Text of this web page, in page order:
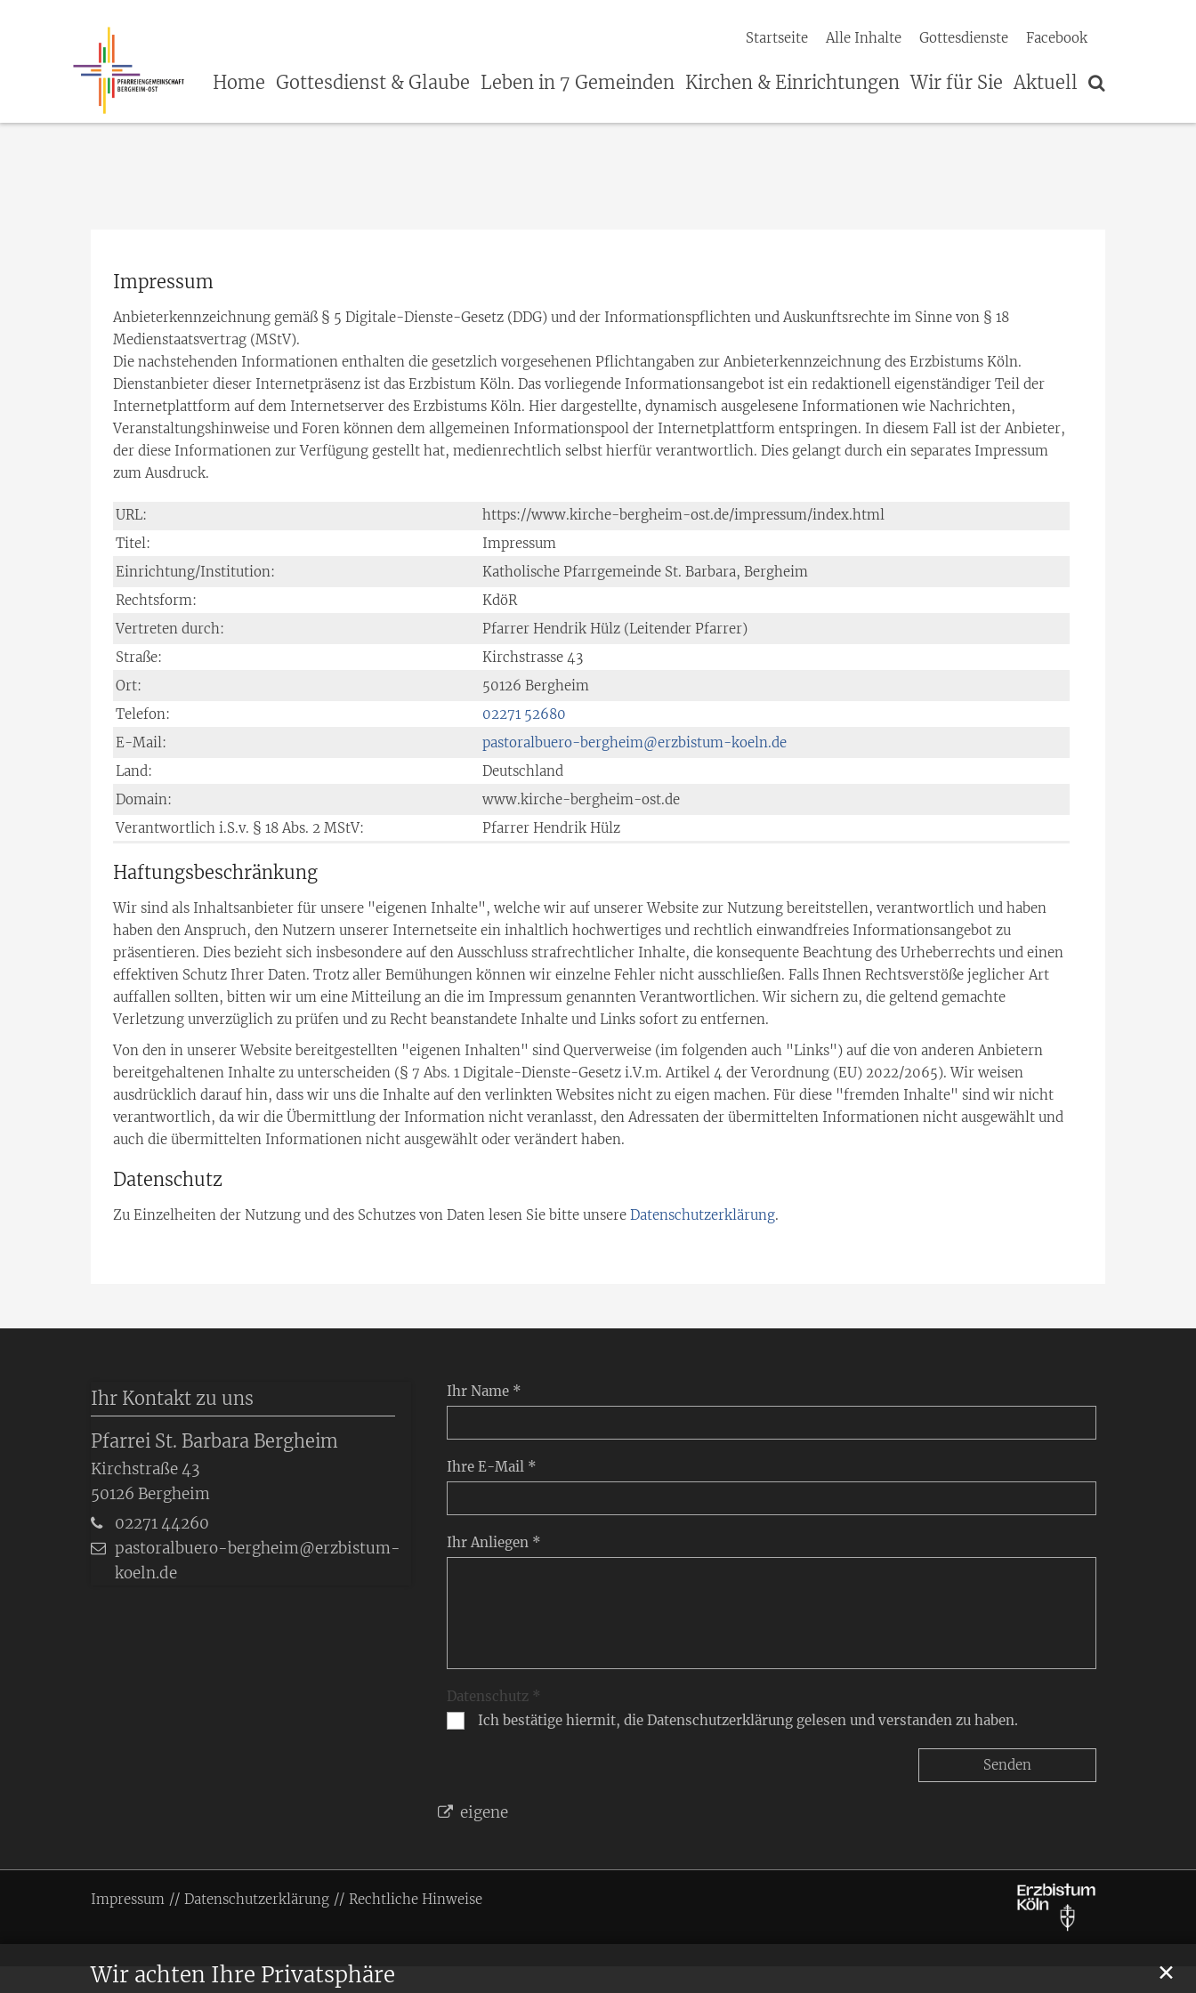
Wir achten Ihre Privatsphäre ✕
Startseite Alle Inhalte Gottesdienste Facebook
Home Gottesdienst & Glaube Leben in 7 Gemeinden Kirchen & Einrichtungen Wir für Sie Aktuell
Impressum
Anbieterkennzeichnung gemäß § 5 Digitale-Dienste-Gesetz (DDG) und der Informationspflichten und Auskunftsrechte im Sinne von § 18
Medienstaatsvertrag (MStV).
Die nachstehenden Informationen enthalten die gesetzlich vorgesehenen Pflichtangaben zur Anbieterkennzeichnung des Erzbistums Köln.
Dienstanbieter dieser Internetpräsenz ist das Erzbistum Köln. Das vorliegende Informationsangebot ist ein redaktionell eigenständiger Teil der
Internetplattform auf dem Internetserver des Erzbistums Köln. Hier dargestellte, dynamisch ausgelesene Informationen wie Nachrichten,
Veranstaltungshinweise und Foren können dem allgemeinen Informationspool der Internetplattform entspringen. In diesem Fall ist der Anbieter,
der diese Informationen zur Verfügung gestellt hat, medienrechtlich selbst hierfür verantwortlich. Dies gelangt durch ein separates Impressum
zum Ausdruck.
URL:
https://www.kirche-bergheim-ost.de/impressum/index.html
Titel:
Impressum
Einrichtung/Institution:
Katholische Pfarrgemeinde St. Barbara, Bergheim
Rechtsform:
KdöR
Vertreten durch:
Pfarrer Hendrik Hülz (Leitender Pfarrer)
Straße:
Kirchstrasse 43
Ort:
50126 Bergheim
Telefon:
02271 52680
E-Mail:
pastoralbuero-bergheim@erzbistum-koeln.de
Land:
Deutschland
Domain:
www.kirche-bergheim-ost.de
Verantwortlich i.S.v. § 18 Abs. 2 MStV:
Pfarrer Hendrik Hülz
Haftungsbeschränkung
Wir sind als Inhaltsanbieter für unsere "eigenen Inhalte", welche wir auf unserer Website zur Nutzung bereitstellen, verantwortlich und haben
haben den Anspruch, den Nutzern unserer Internetseite ein inhaltlich hochwertiges und rechtlich einwandfreies Informationsangebot zu
präsentieren. Dies bezieht sich insbesondere auf den Ausschluss strafrechtlicher Inhalte, die konsequente Beachtung des Urheberrechts und einen
effektiven Schutz Ihrer Daten. Trotz aller Bemühungen können wir einzelne Fehler nicht ausschließen. Falls Ihnen Rechtsverstöße jeglicher Art
auffallen sollten, bitten wir um eine Mitteilung an die im Impressum genannten Verantwortlichen. Wir sichern zu, die geltend gemachte
Verletzung unverzüglich zu prüfen und zu Recht beanstandete Inhalte und Links sofort zu entfernen.
Von den in unserer Website bereitgestellten "eigenen Inhalten" sind Querverweise (im folgenden auch "Links") auf die von anderen Anbietern
bereitgehaltenen Inhalte zu unterscheiden (§ 7 Abs. 1 Digitale-Dienste-Gesetz i.V.m. Artikel 4 der Verordnung (EU) 2022/2065). Wir weisen
ausdrücklich darauf hin, dass wir uns die Inhalte auf den verlinkten Websites nicht zu eigen machen. Für diese "fremden Inhalte" sind wir nicht
verantwortlich, da wir die Übermittlung der Information nicht veranlasst, den Adressaten der übermittelten Informationen nicht ausgewählt und
auch die übermittelten Informationen nicht ausgewählt oder verändert haben.
Datenschutz
Zu Einzelheiten der Nutzung und des Schutzes von Daten lesen Sie bitte unsere Datenschutzerklärung.
Ihr Name *
Ihre E-Mail *
Ihr Anliegen *
Datenschutz *
Ich bestätige hiermit, die Datenschutzerklärung gelesen und verstanden zu haben.
eigene
Ihr Kontakt zu uns
Pfarrei St. Barbara Bergheim
Kirchstraße 43
50126 Bergheim
02271 44260
pastoralbuero-bergheim@erzbistum-
koeln.de
Impressum Datenschutzerklärung Rechtliche Hinweise